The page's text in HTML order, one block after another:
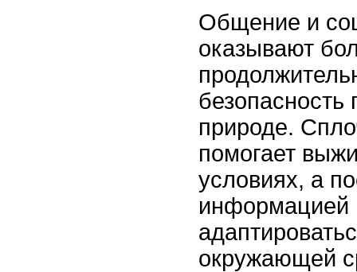
Общение и
оказывают
безопасность
природе.
помогает
условиях, а
информацией
окружающей